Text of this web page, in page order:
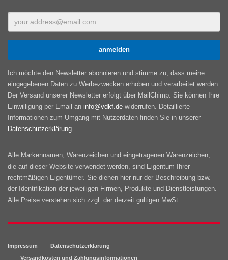
Ich möchte den Newsletter abonnieren und stimme zu, dass meine
eingegebenen Daten zu Werbezwecken erhoben und verarbeitet werden.
Der Versand unserer Newsletter erfolgt über MailChimp. Sie können Ihre
Einwilligung per Email an info@vdkf.de widerrufen. Detaillierte
Informationen zum Umgang mit Nutzerdaten finden Sie in unserer
Datenschutzerklärung
Alle Markennamen, Warenzeichen und eingetragenen Warenzeichen,
die auf dieser Website verwendet werden, sind Eigentum Ihrer
rechtmäßigen Eigentümer. Sie dienen hier nur der Beschreibung bzw.
der Identifikation der jeweiligen Firmen, Produkte und Dienstleistungen.
Alle Preise verstehen sich zzgl. der derzeit gültigen MwSt.
Impressum
Datenschutzerklärung
Versandkosten und Zahlungsinformationen